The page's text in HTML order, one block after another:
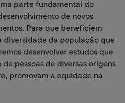
parte fundamental do
de novos
Para que beneficiem
diversidade da população que
desenvolver estudos que
pessoas de diversas origens
promovam a equidade na